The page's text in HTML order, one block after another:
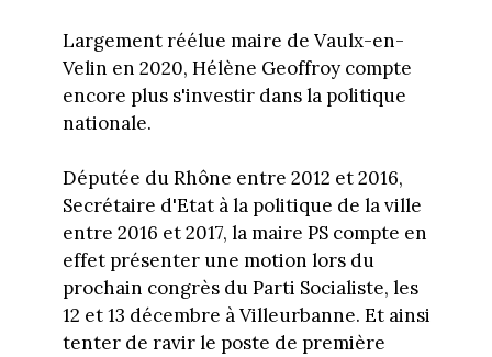
Largement réélue maire de Vaulx-en-
Velin en 2020, Hélène Geoffroy compte
encore plus s'investir dans la politique
nationale.
Députée du Rhône entre 2012 et 2016,
Secrétaire d'Etat à la politique de la ville
entre 2016 et 2017, la maire PS compte en
effet présenter une motion lors du
prochain congrès du Parti Socialiste, les
12 et 13 décembre à Villeurbanne. Et ainsi
tenter de ravir le poste de première